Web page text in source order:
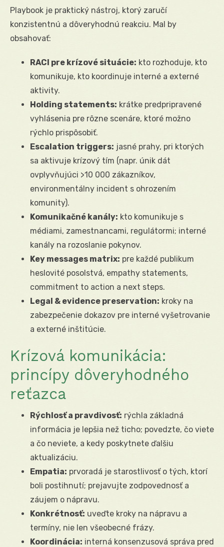
Playbook je praktický nástroj, ktorý zaručí
konzistentnú a dôveryhodnú reakciu. Mal by
obsahovať:
RACI pre krízové situácie: kto rozhoduje, kto
komunikuje, kto koordinuje interné a externé
aktivity.
Holding statements: krátke predpripravené
vyhlásenia pre rôzne scenáre, ktoré možno
rýchlo prispôsobiť.
Escalation triggers: jasné prahy, pri ktorých
sa aktivuje krízový tím (napr. únik dát
ovplyvňujúci >10 000 zákazníkov,
environmentálny incident s ohrozením
komunity).
Komunikačné kanály: kto komunikuje s
médiami, zamestnancami, regulátormi; interné
kanály na rozoslanie pokynov.
Key messages matrix: pre každé publikum
heslovité posolstvá, empathy statements,
commitment to action a next steps.
Legal & evidence preservation: kroky na
zabezpečenie dokazov pre interné vyšetrovanie
a externé inštitúcie.
Krízová komunikácia:
princípy dôveryhodného
reťazca
Rýchlosť a pravdivosť: rýchla základná
informácia je lepšia než ticho; povedzte, čo viete
a čo neviete, a kedy poskytnete ďalšiu
aktualizáciu.
Empatia: prvoradá je starostlivosť o tých, ktorí
boli postihnutí; prejavujte zodpovednosť a
záujem o nápravu.
Konkrétnosť: uveďte kroky na nápravu a
termíny, nie len všeobecné frázy.
Koordinácia: interná konsenzusová správa pred